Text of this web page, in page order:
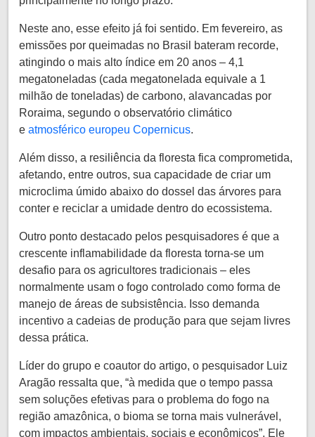
Neste ano, esse efeito já foi sentido. Em fevereiro, as
emissões por queimadas no Brasil bateram recorde,
atingindo o mais alto índice em 20 anos – 4,1
megatoneladas (cada megatonelada equivale a 1
milhão de toneladas) de carbono, alavancadas por
Roraima, segundo o observatório climático
e atmosférico europeu Copernicus.
Além disso, a resiliência da floresta fica comprometida,
afetando, entre outros, sua capacidade de criar um
microclima úmido abaixo do dossel das árvores para
conter e reciclar a umidade dentro do ecossistema.
Outro ponto destacado pelos pesquisadores é que a
crescente inflamabilidade da floresta torna-se um
desafio para os agricultores tradicionais – eles
normalmente usam o fogo controlado como forma de
manejo de áreas de subsistência. Isso demanda
incentivo a cadeias de produção para que sejam livres
dessa prática.
Líder do grupo e coautor do artigo, o pesquisador Luiz
Aragão ressalta que, “à medida que o tempo passa
sem soluções efetivas para o problema do fogo na
região amazônica, o bioma se torna mais vulnerável,
com impactos ambientais, sociais e econômicos”. Ele